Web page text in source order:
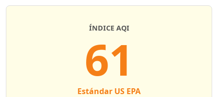
ÍNDICE AQI
61
Estándar US EPA